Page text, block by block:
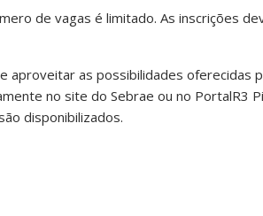
de vagas é limitado. As inscrições
aproveitar as possibilidades oferecidas
no site do Sebrae ou no PortalR3
disponibilizados.